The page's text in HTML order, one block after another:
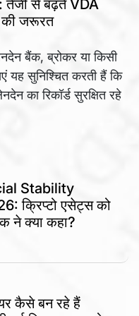
तेजी से बढ़ते VDA
की जरूरत
बैंक, ब्रोकर या किसी
यह सुनिश्चित करती हैं कि
का रिकॉर्ड सुरक्षित रहे
Stability
क्रिप्टो एसेट्स को
ने क्या कहा?
कैसे बन रहे हैं